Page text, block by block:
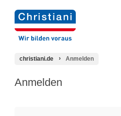
christiani.de Anmelden
Anmelden